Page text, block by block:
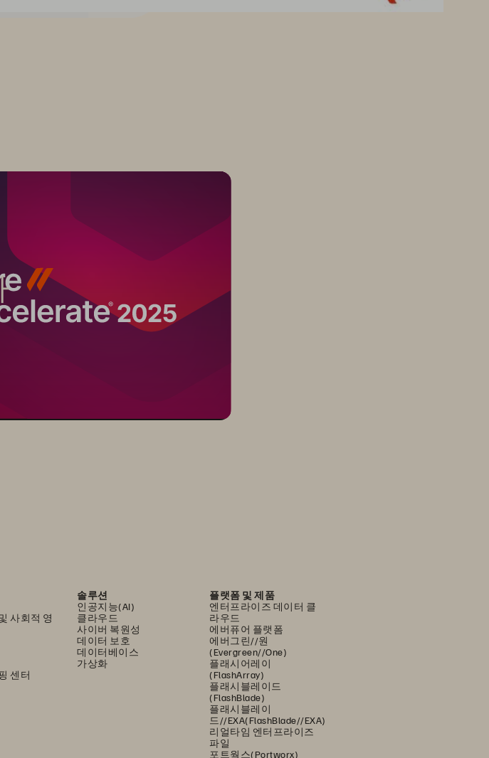
사회적 영
센터
솔루션
인공지능(AI)
클라우드
사이버 복원성
데이터 보호
데이터베이스
가상화
플랫폼 및 제품
엔터프라이즈 데이터 클
라우드
에버퓨어 플랫폼
에버그린//원
(Evergreen//One)
플래시어레이
(FlashArray)
플래시블레이드
(FlashBlade)
플래시블레이
드//EXA(FlashBlade//EXA)
리얼타임 엔터프라이즈
파일
포트웍스(Portworx)